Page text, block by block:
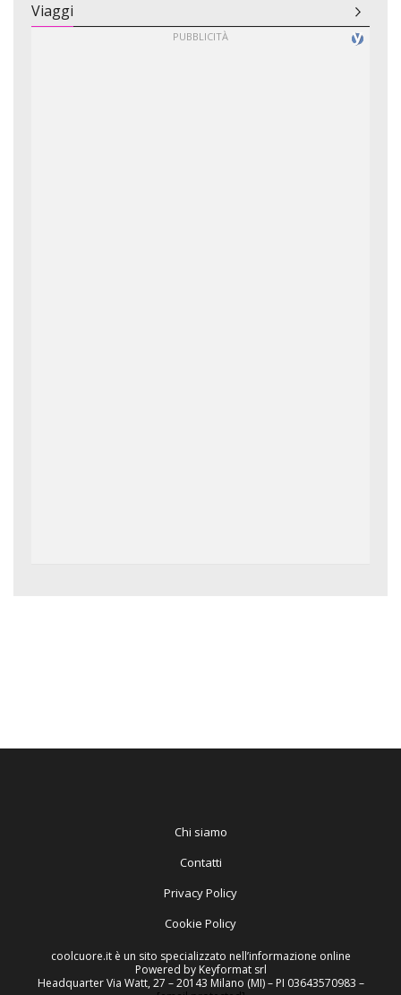
Viaggi
Chi siamo
Contatti
Privacy Policy
Cookie Policy
coolcuore.it è un sito specializzato nell’informazione online
Powered by Keyformat srl
Headquarter Via Watt, 27 – 20143 Milano (MI) – PI 03643570983 –